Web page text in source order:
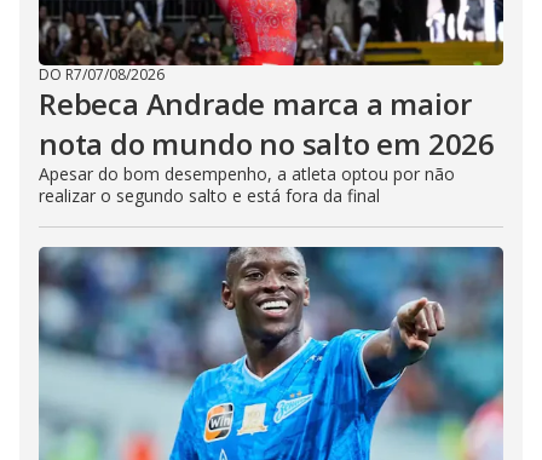
DO R7/07/08/2026
Rebeca Andrade marca a maior
nota do mundo no salto em 2026
Apesar do bom desempenho, a atleta optou por não
realizar o segundo salto e está fora da final